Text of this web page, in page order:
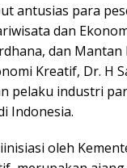
antusias para
dan
dan
Kreatif, Dr. H
pelaku industri
Indonesia.
oleh